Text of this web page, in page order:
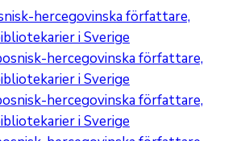
hercegovinska författare,
i Sverige